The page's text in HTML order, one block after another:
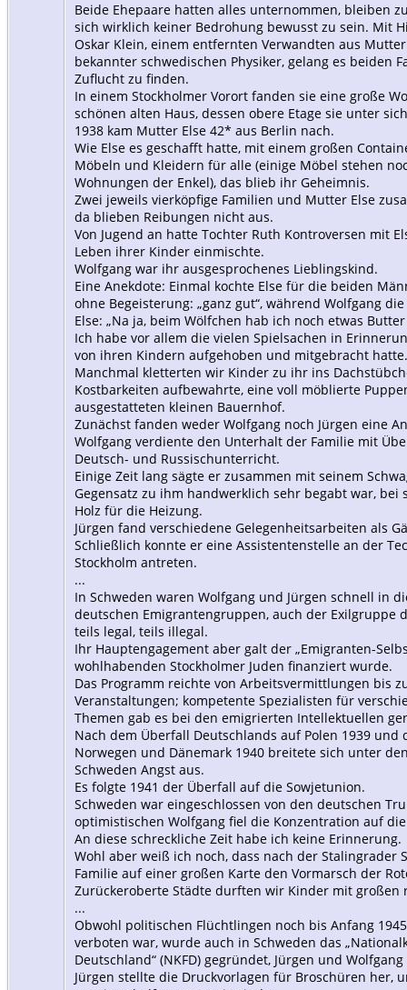
Beide Ehepaare hatten alles unternommen, bleiben
sich wirklich keiner Bedrohung bewusst zu sein. Mit
Oskar Klein, einem entfernten Verwandten aus
bekannter schwedischen Physiker, gelang es beiden
Zuflucht zu finden.
In einem Stockholmer Vorort fanden sie eine große
schönen alten Haus, dessen obere Etage sie unter
1938 kam Mutter Else 42* aus Berlin nach.
Wie Else es geschafft hatte, mit einem großen
Möbeln und Kleidern für alle (einige Möbel stehen
Wohnungen der Enkel), das blieb ihr Geheimnis.
Zwei jeweils vierköpfige Familien und Mutter Else
da blieben Reibungen nicht aus.
Von Jugend an hatte Tochter Ruth Kontroversen mit
Leben ihrer Kinder einmischte.
Wolfgang war ihr ausgesprochenes Lieblingskind.
Eine Anekdote: Einmal kochte Else für die beiden
ohne Begeisterung: „ganz gut“, während Wolfgang
Else: „Na ja, beim Wölfchen hab ich noch etwas
Ich habe vor allem die vielen Spielsachen in
von ihren Kindern aufgehoben und mitgebracht hatte.
Manchmal kletterten wir Kinder zu ihr ins
Kostbarkeiten aufbewahrte, eine voll möblierte
ausgestatteten kleinen Bauernhof.
Zunächst fanden weder Wolfgang noch Jürgen eine
Wolfgang verdiente den Unterhalt der Familie mit
Deutsch- und Russischunterricht.
Einige Zeit lang sägte er zusammen mit seinem
Gegensatz zu ihm handwerklich sehr begabt war, bei
Holz für die Heizung.
Jürgen fand verschiedene Gelegenheitsarbeiten als
Schließlich konnte er eine Assistentenstelle an der
Stockholm antreten.
...
In Schweden waren Wolfgang und Jürgen schnell in
deutschen Emigrantengruppen, auch der Exilgruppe
teils legal, teils illegal.
Ihr Hauptengagement aber galt der „Emigranten-
wohlhabenden Stockholmer Juden finanziert wurde.
Das Programm reichte von Arbeitsvermittlungen bis
Veranstaltungen; kompetente Spezialisten für
Themen gab es bei den emigrierten Intellektuellen
Nach dem Überfall Deutschlands auf Polen 1939 und
Norwegen und Dänemark 1940 breitete sich unter
Schweden Angst aus.
Es folgte 1941 der Überfall auf die Sowjetunion.
Schweden war eingeschlossen von den deutschen
optimistischen Wolfgang fiel die Konzentration auf
An diese schreckliche Zeit habe ich keine Erinnerung.
Wohl aber weiß ich noch, dass nach der Stalingrader
Familie auf einer großen Karte den Vormarsch der
Zurückeroberte Städte durften wir Kinder mit großen
...
Obwohl politischen Flüchtlingen noch bis Anfang
verboten war, wurde auch in Schweden das
Deutschland“ (NKFD) gegründet, Jürgen und
Jürgen stellte die Druckvorlagen für Broschüren her,